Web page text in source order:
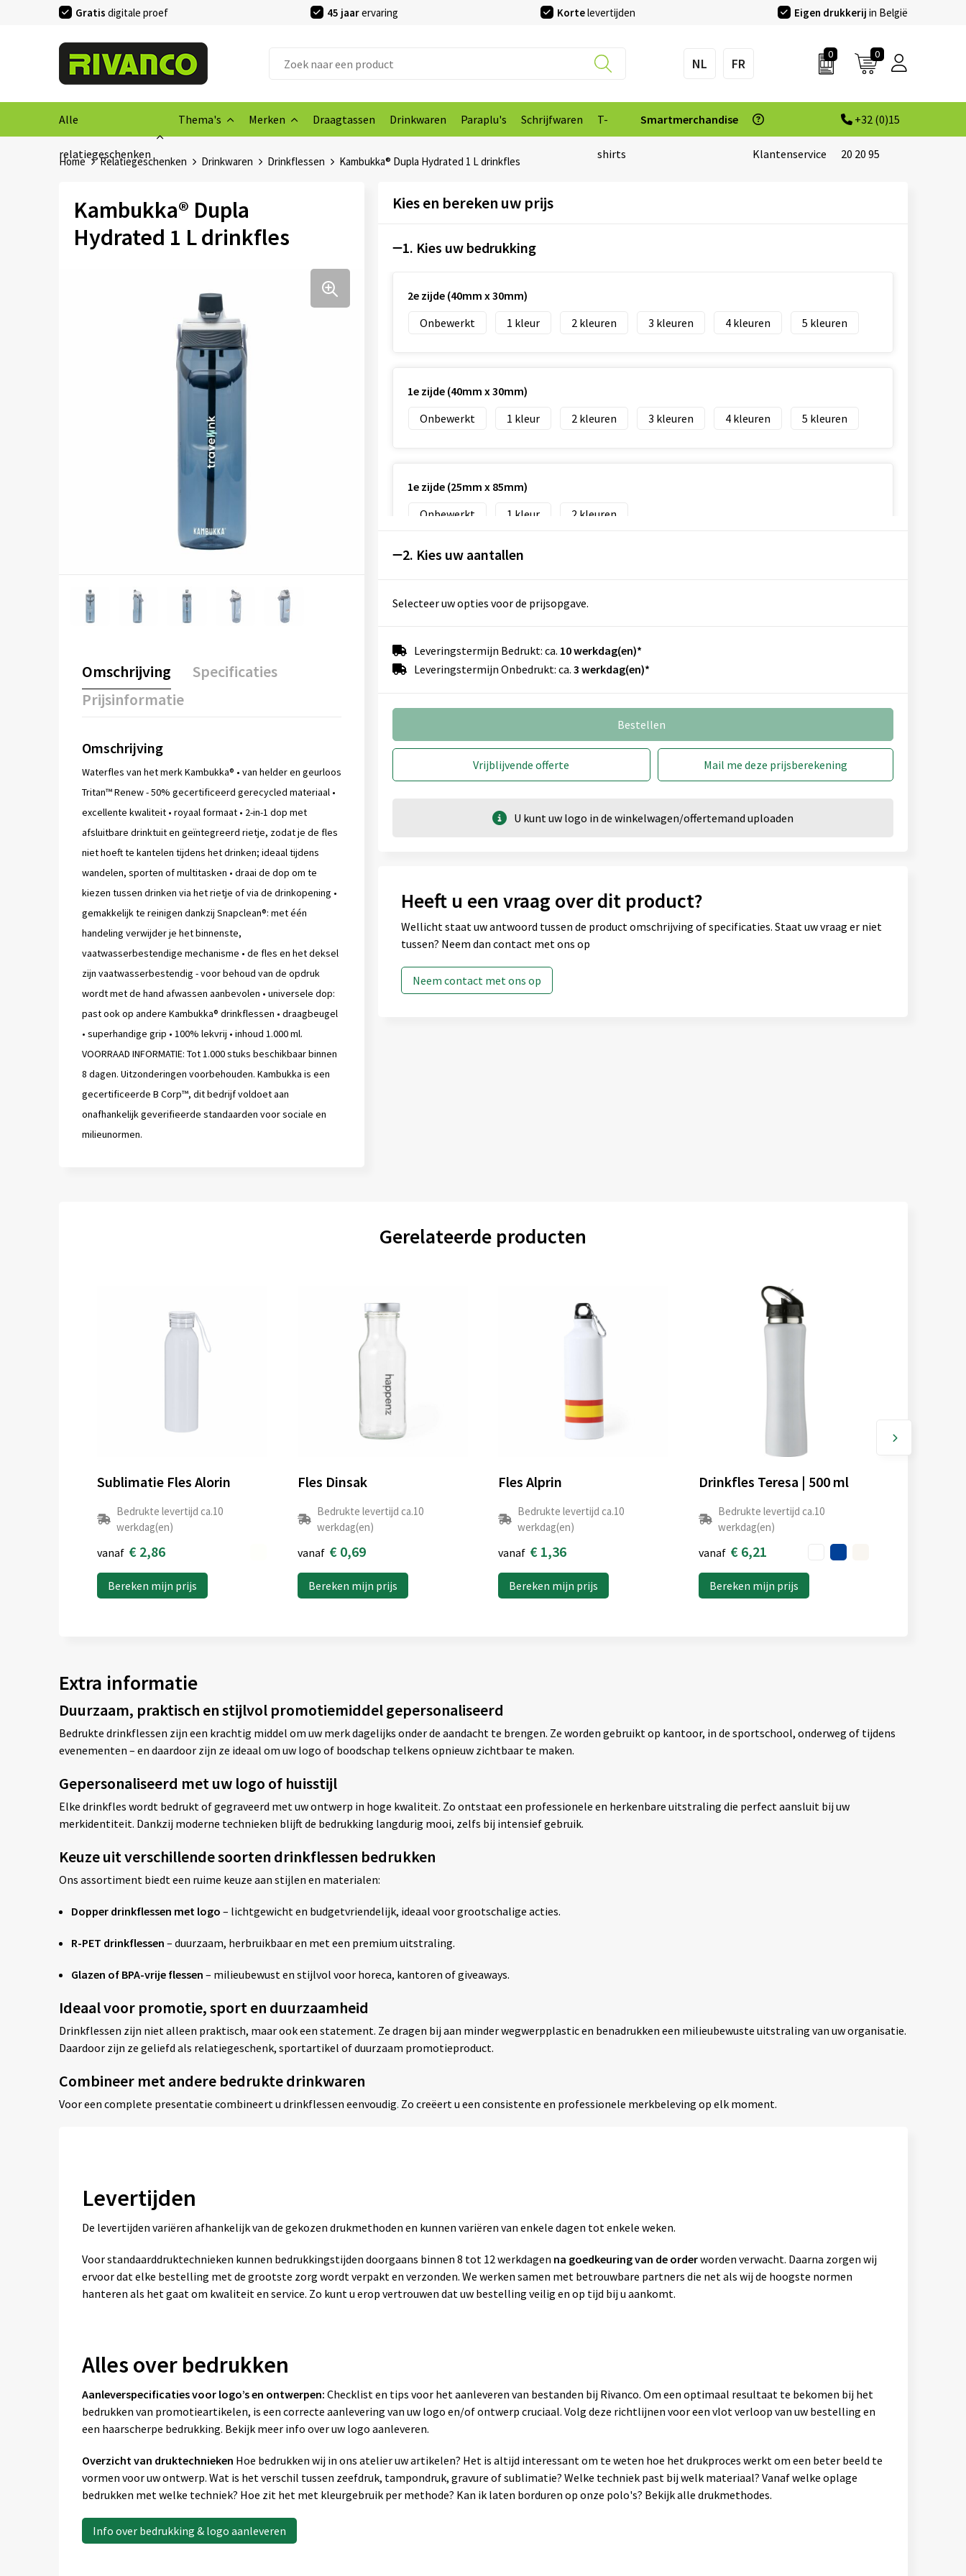
Gratis digitale proef 45 jaarervaring Kortelevertijden Eigen drukkerij in België
NL FR
0 0
Alle
relatiegeschenken
Thema's Merken Draagtassen Drinkwaren Paraplu's Schrijfwaren T-
shirts
Smartmerchandise
Klantenservice
+32 (0)15
20 20 95
Home Relatiegeschenken Drinkwaren Drinkflessen Kambukka® Dupla Hydrated 1 L drinkfles
Kambukka® Dupla
Hydrated 1 L drinkfles
Omschrijving
Specificaties
Prijsinformatie
Omschrijving
Waterfles van het merk Kambukka® • van helder en geurloos
Tritan™ Renew - 50% gecertificeerd gerecycled materiaal •
excellente kwaliteit • royaal formaat • 2-in-1 dop met
afsluitbare drinktuit en geïntegreerd rietje, zodat je de fles
niet hoeft te kantelen tijdens het drinken; ideaal tijdens
wandelen, sporten of multitasken • draai de dop om te
kiezen tussen drinken via het rietje of via de drinkopening •
gemakkelijk te reinigen dankzij Snapclean®: met één
handeling verwijder je het binnenste,
vaatwasserbestendige mechanisme • de fles en het deksel
zijn vaatwasserbestendig - voor behoud van de opdruk
wordt met de hand afwassen aanbevolen • universele dop:
past ook op andere Kambukka® drinkflessen • draagbeugel
• superhandige grip • 100% lekvrij • inhoud 1.000 ml.
VOORRAAD INFORMATIE: Tot 1.000 stuks beschikbaar binnen
8 dagen. Uitzonderingen voorbehouden. Kambukka is een
gecertificeerde B Corp™, dit bedrijf voldoet aan
onafhankelijk geverifieerde standaarden voor sociale en
milieunormen.
Kies en bereken uw prijs
1. Kies uw bedrukking
2e zijde (40mm x 30mm)
Onbewerkt
1 2 3 4 5
1e zijde (40mm x 30mm)
Onbewerkt
1 2 3 4 5
1e zijde (25mm x 85mm)
Onbewerkt
1 2
2. Kies uw aantallen
Selecteer uw opties voor de prijsopgave.
Leveringstermijn Bedrukt: ca. 10 werkdag(en)*
Leveringstermijn Onbedrukt: ca. 3 werkdag(en)*
Bestellen
Vrijblijvende offerte Mail me deze prijsberekening
U kunt uw logo in de winkelwagen/offertemand uploaden
Heeft u een vraag over dit product?
Wellicht staat uw antwoord tussen de product omschrijving of specificaties. Staat uw vraag er niet
tussen? Neem dan contact met ons op
Neem contact met ons op
Gerelateerde producten
Sublimatie Fles Alorin
Bedrukte levertijd ca.10
werkdag(en)
vanaf € 2,86
Bereken mijn prijs
Fles Dinsak
Bedrukte levertijd ca.10
werkdag(en)
vanaf € 0,69
Bereken mijn prijs
Fles Alprin
Bedrukte levertijd ca.10
werkdag(en)
vanaf € 1,36
Bereken mijn prijs
Drinkfles Teresa | 500 ml
Bedrukte levertijd ca.10
werkdag(en)
vanaf € 6,21
Bereken mijn prijs
Extra informatie
Duurzaam, praktisch en stijlvol promotiemiddel gepersonaliseerd
Bedrukte drinkflessen zijn een krachtig middel om uw merk dagelijks onder de aandacht te brengen. Ze worden gebruikt op kantoor, in de sportschool, onderweg of tijdens
evenementen – en daardoor zijn ze ideaal om uw logo of boodschap telkens opnieuw zichtbaar te maken.
Gepersonaliseerd met uw logo of huisstijl
Elke drinkfles wordt bedrukt of gegraveerd met uw ontwerp in hoge kwaliteit. Zo ontstaat een professionele en herkenbare uitstraling die perfect aansluit bij uw
merkidentiteit. Dankzij moderne technieken blijft de bedrukking langdurig mooi, zelfs bij intensief gebruik.
Keuze uit verschillende soorten drinkflessen bedrukken
Ons assortiment biedt een ruime keuze aan stijlen en materialen:
Dopper drinkflessen met logo – lichtgewicht en budgetvriendelijk, ideaal voor grootschalige acties.
R-PET drinkflessen – duurzaam, herbruikbaar en met een premium uitstraling.
Glazen of BPA-vrije flessen – milieubewust en stijlvol voor horeca, kantoren of giveaways.
Ideaal voor promotie, sport en duurzaamheid
Drinkflessen zijn niet alleen praktisch, maar ook een statement. Ze dragen bij aan minder wegwerpplastic en benadrukken een milieubewuste uitstraling van uw organisatie.
Daardoor zijn ze geliefd als relatiegeschenk, sportartikel of duurzaam promotieproduct.
Combineer met andere bedrukte drinkwaren
Voor een complete presentatie combineert u drinkflessen eenvoudig. Zo creëert u een consistente en professionele merkbeleving op elk moment.
Levertijden
De levertijden variëren afhankelijk van de gekozen drukmethoden en kunnen variëren van enkele dagen tot enkele weken.
Voor standaarddruktechnieken kunnen bedrukkingstijden doorgaans binnen 8 tot 12 werkdagen na goedkeuring van de orderworden verwacht. Daarna zorgen wij
ervoor dat elke bestelling met de grootste zorg wordt verpakt en verzonden. We werken samen met betrouwbare partners die net als wij de hoogste normen
hanteren als het gaat om kwaliteit en service. Zo kunt u erop vertrouwen dat uw bestelling veilig en op tijd bij u aankomt.
Alles over bedrukken
Aanleverspecificaties voor logo’s en ontwerpen: Checklist en tips voor het aanleveren van bestanden bij Rivanco. Om een optimaal resultaat te bekomen bij het
bedrukken van promotieartikelen, is een correcte aanlevering van uw logo en/of ontwerp cruciaal. Volg deze richtlijnen voor een vlot verloop van uw bestelling en
een haarscherpe bedrukking. Bekijk meer info over uw logo aanleveren.
Overzicht van druktechnieken Hoe bedrukken wij in ons atelier uw artikelen? Het is altijd interessant om te weten hoe het drukproces werkt om een beter beeld te
vormen voor uw ontwerp. Wat is het verschil tussen zeefdruk, tampondruk, gravure of sublimatie? Welke techniek past bij welk materiaal? Vanaf welke oplage
bedrukken met welke techniek? Hoe zit het met kleurgebruik per methode? Kan ik laten borduren op onze polo's? Bekijk alle drukmethodes.
Info over bedrukking & logo aanleveren